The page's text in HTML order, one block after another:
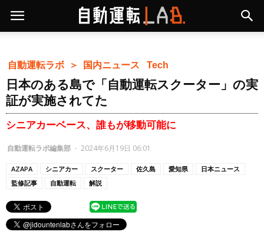
自動運転ラボ ＞ 国内ニュース Tech
日本のある島で「自動運転スクーター」の実
証が実施されてた
シニアカーベース、誰もが移動可能に
自動運転ラボ編集部 - 2024年6月19日 06:01
AZAPA シニアカー スクーター 佐久島 愛知県
日本ニュース
監修記事
自動運転 解説